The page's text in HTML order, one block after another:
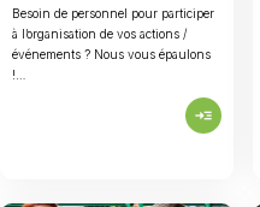
Besoin de personnel pour participer
à l’organisation de vos actions /
événements ? Nous vous épaulons
!…
read_more